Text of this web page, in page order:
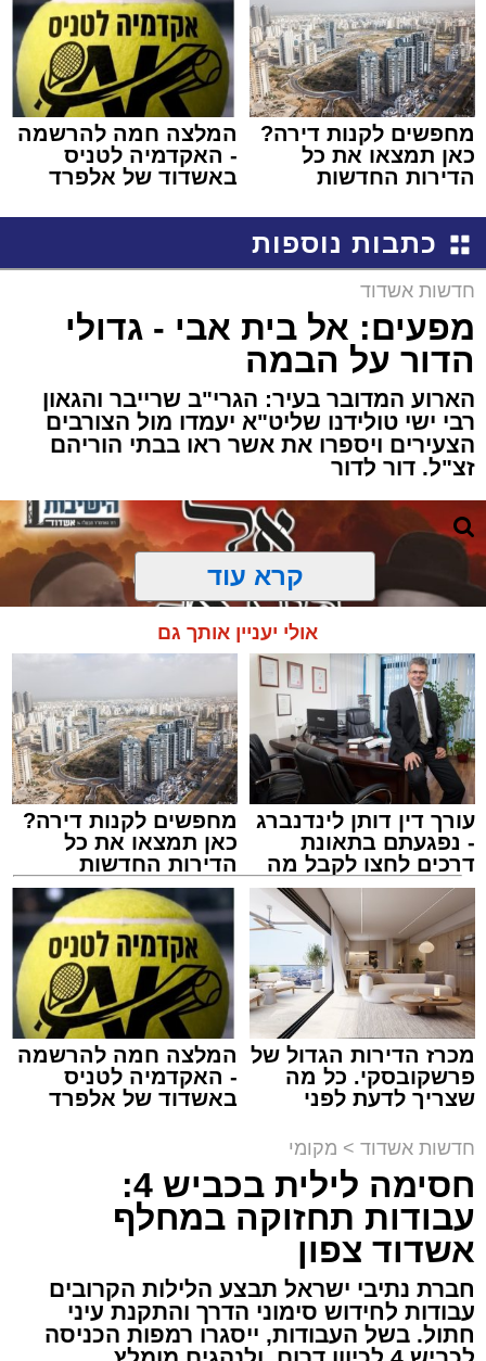
מחפשים לקנות דירה?
כאן תמצאו את כל
הדירות החדשות
המלצה חמה להרשמה
- האקדמיה לטניס
באשדוד של אלפרד
כתבות נוספות
חדשות אשדוד
מפעים: אל בית אבי - גדולי
הדור על הבמה
הארוע המדובר בעיר: הגרי"ב שרייבר והגאון
רבי ישי טולידנו שליט"א יעמדו מול הצורבים
הצעירים ויספרו את אשר ראו בבתי הוריהם
זצ"ל. דור לדור
מעגלים
מנהל האתר / 20:31 06.08.26
תגים:הגרי"ב שרייבר מעגלים
ארוע שטרם היה כמותו: בשבוע הבא ביום ג'
יתכנסו המוני בחורי הישיבות שטרם החלו את זמן
'אלול', והם יזכו לשמוע את גדולי הדור, מרן הגרי"ב
שרייבר שליט"א והגאון רבי ישאי טולידנו שליט"א,
שבשעה נדירה של קורת רוח ישתפו את שומעיהם
באשר ראו וקיבלו בבתי הוריהם, הגאון רבי פנחס
שרייבר זצ"ל והגאון רבי ניסים טולידנו זצ"ל, כאשר
מטרתם של הדברים שישמעו היא לעורר הלבבות
קרא עוד
אולי יעניין אותך גם
עורך דין דותן לינדנברג
- נפגעתם בתאונת
דרכים לחצו לקבל מה
שמגיע לכם
מחפשים לקנות דירה?
כאן תמצאו את כל
הדירות החדשות
למכירה באשדוד >>>
מכרז הדירות הגדול של
פרשקובסקי. כל מה
שצריך לדעת לפני
באשדוד
המלצה חמה להרשמה
- האקדמיה לטניס
באשדוד של אלפרד
חדשות אשדוד > מקומי
חסימה לילית בכביש 4:
עבודות תחזוקה במחלף
אשדוד צפון
חברת נתיבי ישראל תבצע הלילות הקרובים
עבודות לחידוש סימוני הדרך והתקנת עיני
חתול. בשל העבודות, ייסגרו רמפות הכניסה